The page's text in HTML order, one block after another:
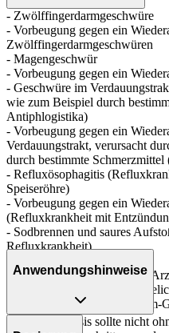
- Zwölffingerdarmgeschwüre
- Vorbeugung gegen ein
Zwölffingerdarmgeschwüren
- Magengeschwür
- Vorbeugung gegen ein
- Geschwüre im
wie zum Beispiel durch
Antiphlogistika)
- Vorbeugung gegen ein
Verdauungstrakt, verursacht
durch bestimmte
- Refluxösophagitis
Speiseröhre)
- Vorbeugung gegen ein
(Refluxkrankheit mit
- Sodbrennen und saures
Refluxkrankheit)
In Kombination mit anderen
- Beseitigung des Erregers
wiederkehrende Magen-Darm-
Anwendungshinweise
Die Gesamtdosis sollte nicht